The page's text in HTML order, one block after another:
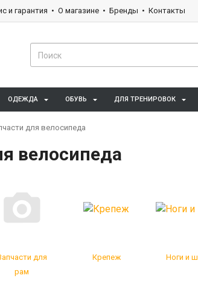
и гарантия О магазине Бренды Контакты
ОДЕЖДА ОБУВЬ ДЛЯ ТРЕНИРОВОК
для велосипеда
велосипеда
для
рам
Крепеж Ноги и